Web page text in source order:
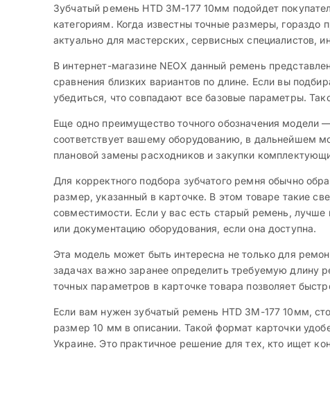
Зубчатый ремень HTD 3M-177 10мм подойдет
категориям. Когда известны точные размеры,
актуально для мастерских, сервисных специалистов,
В интернет-магазине NEOX данный ремень
сравнения близких вариантов по длине. Если вы
убедиться, что совпадают все базовые параметры.
Еще одно преимущество точного обозначения модели
соответствует вашему оборудованию, в дальнейшем
плановой замены расходников и закупки
Для корректного подбора зубчатого ремня обычно
размер, указанный в карточке. В этом товаре такие
совместимости. Если у вас есть старый ремень,
или документацию оборудования, если она доступна.
Эта модель может быть интересна не только для
задачах важно заранее определить требуемую длину
точных параметров в карточке товара позволяет
Если вам нужен зубчатый ремень HTD 3M-177 10мм,
размер 10 мм в описании. Такой формат карточки
Украине. Это практичное решение для тех, кто ищет